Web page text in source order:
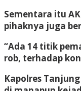
Sementara itu
pihaknya juga
“Ada 14 titik
rob, terhadap
Kapolres